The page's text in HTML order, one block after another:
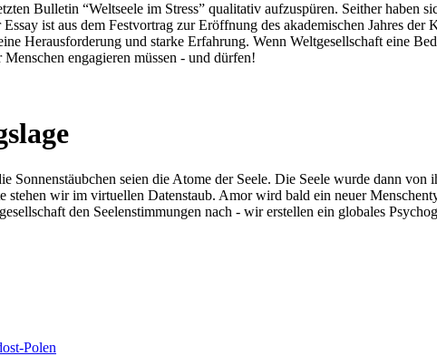
Bulletin “Weltseele im Stress” qualitativ aufzuspüren. Seither haben
ist aus dem Festvortrag zur Eröffnung des akademischen Jahres der
Herausforderung und starke Erfahrung. Wenn Weltgesellschaft eine
engagieren müssen - und dürfen!
seien die Atome der Seele. Die Seele wurde dann von
wir im virtuellen Datenstaub. Amor wird bald ein neuer
den Seelenstimmungen nach - wir erstellen ein globales
Polen